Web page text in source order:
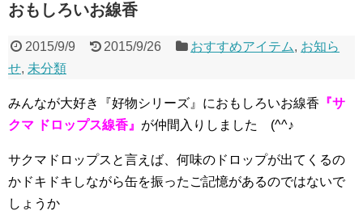
おもしろいお線香
2015/9/9 2015/9/26 おすすめアイテム, お知ら
せ, 未分類
みんなが大好き『好物シリーズ』におもしろいお線香 『サ
クマ ドロップス線香』 が仲間入りしました (^^♪
サクマドロップスと言えば、何味のドロップが出てくるの
かドキドキしながら缶を振ったご記憶があるのではないで
しょうか